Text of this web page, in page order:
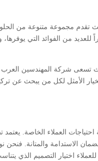
تقدم مجموعة متنوعة من
للعديد من الفوائد التي يوفرها،
تسعى شركة المهندسين العرب
الأمثل لكل من يبحث عن
العملاء الخاصة. يعتمد
الاستدامة والمتانة. فنحن
اختيار التصميم الذي